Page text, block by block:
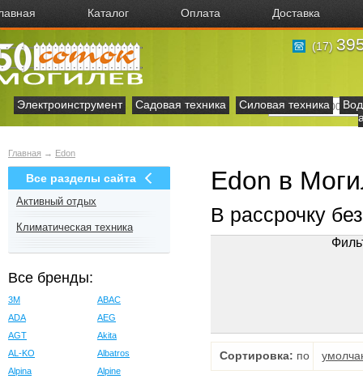
Каталог Оплата Доставка
(17)
Электроинструмент Садовая техника Силовая техника
Главная → Edon
Все разделы сайта
Активный отдых
Климатическая техника
Все бренды:
3M
ABAC
ADA
AEG
AGT
Akita
AL-KO
Albatros
Alpina
Alpine
Edon в
В рассрочку
Сортировка: по